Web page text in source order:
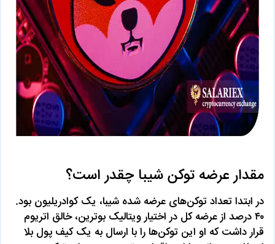
مقدار عرضه توکن شیبا چقدر است؟
در ابتدا تعداد توکن‌های عرضه شده شیبا، یک کوادریلیون بود.
۴۰ درصد از عرضه کل در اختیار ویتالیک بوترین، خالق اتریوم
قرار داشت که او این توکن‌ها را با ارسال به یک کیف پول بلا